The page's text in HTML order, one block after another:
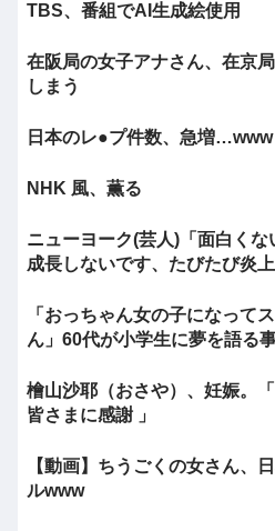
TBS、番組でAI生成絵使用
在阪局の女子アナさん、在京
しまう
日本のレ●プ件数、急増
NHK 風、薫る
ニューヨーク(芸人)「面白くな
成長しないです、たびたび炎
「おっちゃん女の子になって
ん」60代が小学生に夢を語る
檜山沙耶（おさや）、妊娠。
皆さまに感謝 」
【動画】ちうごくの女さん、
ルwww